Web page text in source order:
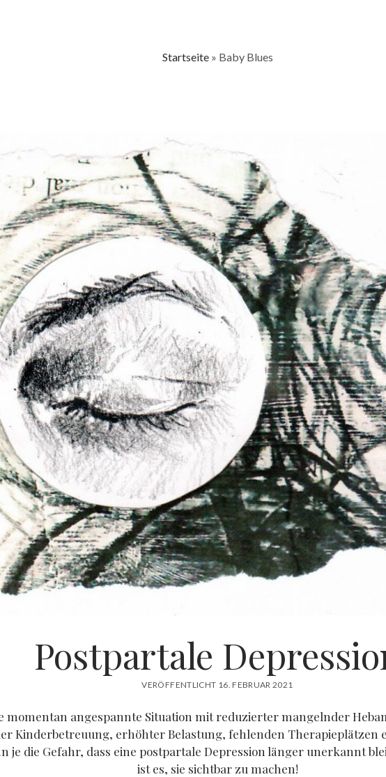
Startseite» Baby Blues
Postpartale
VERÖFFENTLICHT 16. FEBRUAR 2021
momentan angespannte Situation mit reduzierter mangelnder
Kinderbetreuung, erhöhter Belastung, fehlenden Therapieplätzen
je die Gefahr, dass eine postpartale Depression länger unerkannt
ist es, sie sichtbar zu machen!